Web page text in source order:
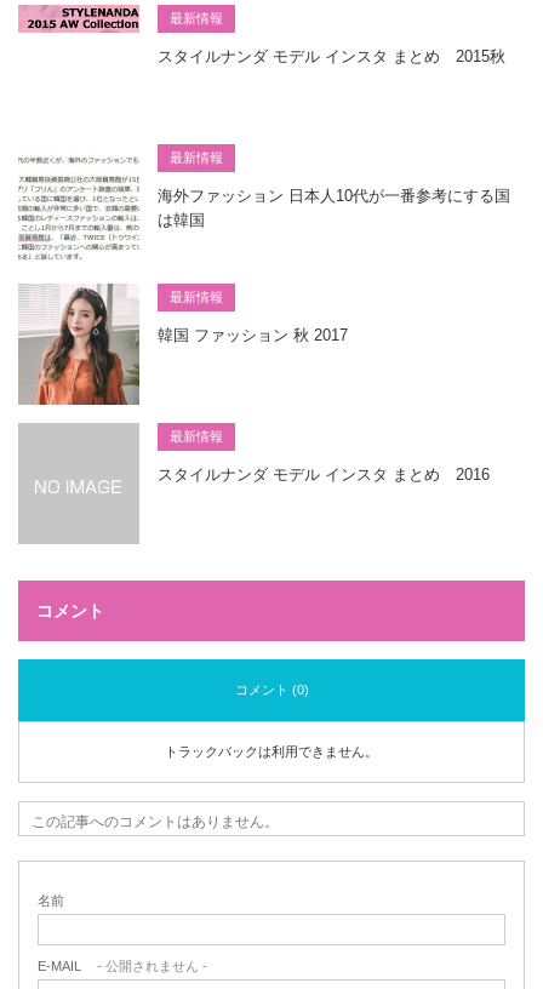
最新情報
スタイルナンダ モデル インスタ まとめ 2015秋
最新情報
海外ファッション 日本人10代が一番参考にする国
は韓国
最新情報
韓国 ファッション 秋 2017
最新情報
スタイルナンダ モデル インスタ まとめ 2016
コメント
コメント (0)
トラックバックは利用できません。
この記事へのコメントはありません。
名前
E-MAIL - 公開されません -